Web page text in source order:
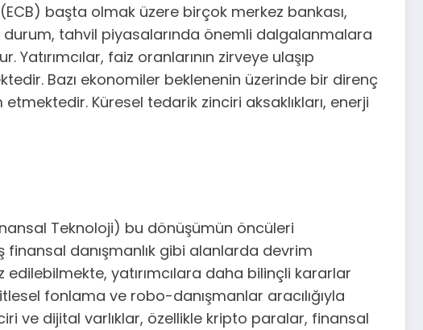
başta olmak üzere birçok merkez bankası,
durum, tahvil piyasalarında önemli dalgalanmalara
faiz oranlarının zirveye ulaşıp
Bazı ekonomiler beklenenin üzerinde bir direnç
Küresel tedarik zinciri aksaklıkları, enerji
Teknoloji) bu dönüşümün öncüleri
finansal danışmanlık gibi alanlarda devrim
yatırımcılara daha bilinçli kararlar
fonlama ve robo-danışmanlar aracılığıyla
ve dijital varlıklar, özellikle kripto paralar, finansal